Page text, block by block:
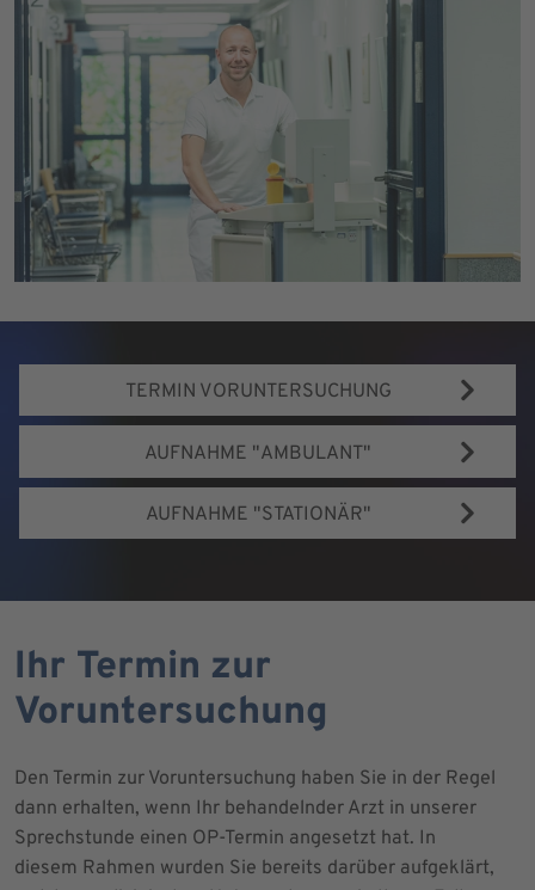
TERMIN VORUNTERSUCHUNG
AUFNAHME "AMBULANT"
AUFNAHME "STATIONÄR"
Ihr Termin zur
Voruntersuchung
Den Termin zur Voruntersuchung haben Sie in der Regel
dann erhalten, wenn Ihr behandelnder Arzt in unserer
Sprechstunde einen OP-Termin angesetzt hat. In
diesem Rahmen wurden Sie bereits darüber aufgeklärt,